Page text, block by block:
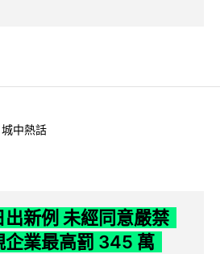
城中熱話
出新例 未經同意嚴禁
業最高罰 345 萬